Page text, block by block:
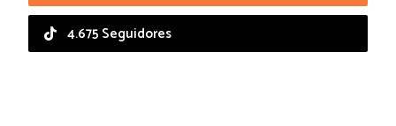
4.675 Seguidores